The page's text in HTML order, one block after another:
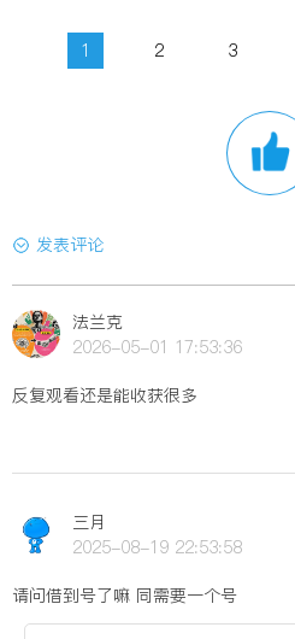
1 2 3
发表评论
法兰克
2026-05-01 17:53:36
反复观看还是能收获很多
三月
2025-08-19 22:53:58
请问借到号了嘛 同需要一个号